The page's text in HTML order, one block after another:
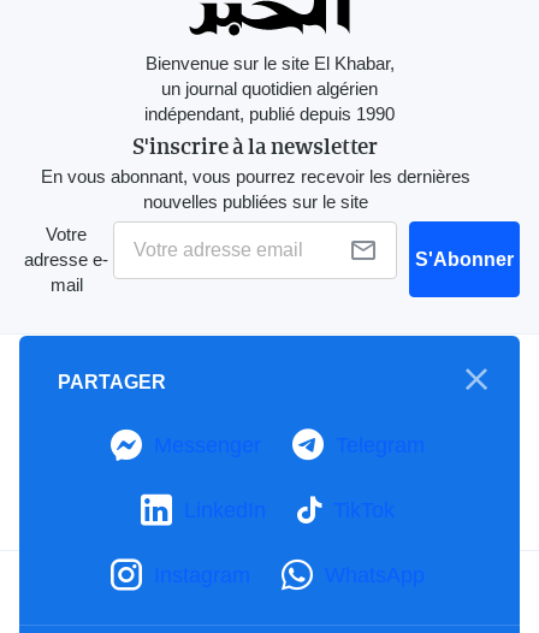
Bienvenue sur le site El Khabar,
un journal quotidien algérien
indépendant, publié depuis 1990
S'inscrire à la newsletter
En vous abonnant, vous pourrez recevoir les dernières
nouvelles publiées sur le site
Votre
adresse e-
mail
S'Abonner
A propos
Notre Charte
Contactez-nous
PARTAGER
Messenger Telegram
LinkedIn TikTok
Instagram WhatsApp